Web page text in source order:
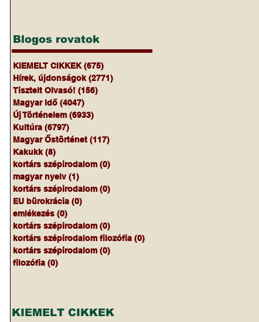
Blogos rovatok
KIEMELT CIKKEK (675)
Hírek, újdonságok (2771)
Tisztelt Olvasó! (156)
Magyar Idő (4047)
Új Történelem (6933)
Kultúra (6797)
Magyar Őstörténet (117)
Kakukk (8)
kortárs szépirodalom (0)
magyar nyelv (1)
kortárs szépirodalom (0)
EU bürokrácia (0)
emlékezés (0)
kortárs szépirodalom (0)
kortárs szépirodalom filozófia (0)
kortárs szépirodalom (0)
filozófia (0)
KIEMELT CIKKEK